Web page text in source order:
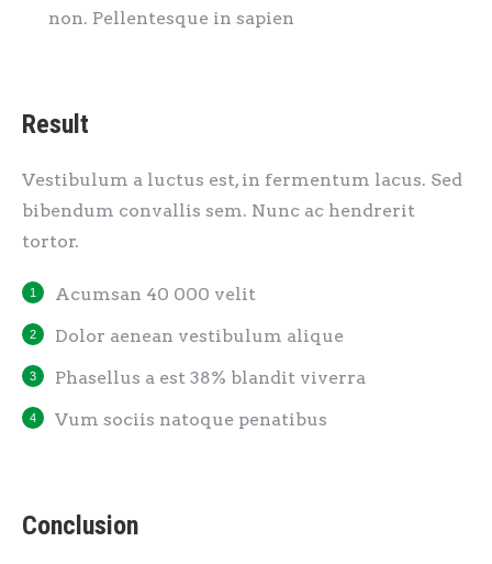
non. Pellentesque in sapien
Result
Vestibulum a luctus est, in fermentum lacus. Sed
bibendum convallis sem. Nunc ac hendrerit
tortor.
Acumsan 40 000 velit
Dolor aenean vestibulum alique
Phasellus a est 38% blandit viverra
Vum sociis natoque penatibus
Conclusion